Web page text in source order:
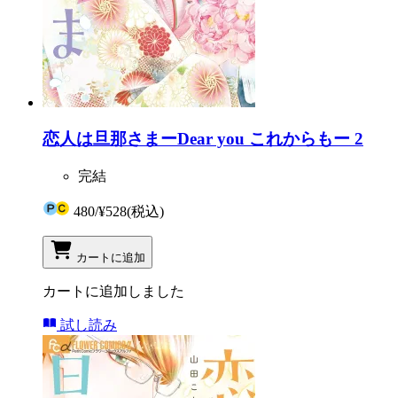
恋人は旦那さまーDear you これからもー 2
完結
480/¥528(税込)
カートに追加
カートに追加しました
試し読み